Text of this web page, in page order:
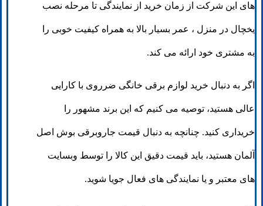
های این شرکت از زمان خرید از نمایندگی تا مرحله نصب
یخچال در منزل ، عمر بسیار بالا به همراه کیفیت خوبی را
به مشتری خود ارائه می کند.
اگر به دنبال خرید لوازم برقی خانگی ضرروی با کارایی
عالی هستید، توصیه می کنیم که این برند مشهور را
خریداری کنید. چنانچه به دنبال قیمت جاروبرقی بوش اصل
آلمان هستید، باید قیمت دقیق این کالا را توسط وبسایت
های معتبر و یا نمایندگی های فعال جویا شوید.